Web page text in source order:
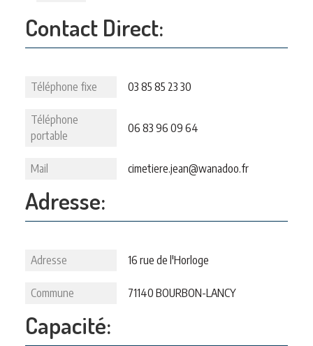
Contact Direct:
Téléphone fixe 03 85 85 23 30
Téléphone
portable
06 83 96 09 64
Mail cimetiere.jean@wanadoo.fr
Adresse:
Adresse 16 rue de l'Horloge
Commune 71140 BOURBON-LANCY
Capacité: